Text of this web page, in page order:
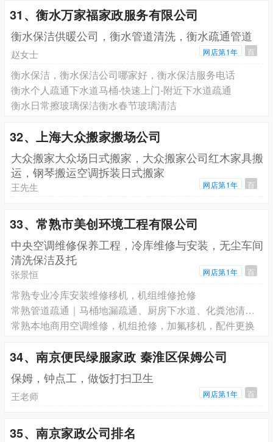
31、衡水万家福家政服务有限公司
衡水保洁供暖公司，衡水管道清洗，衡水疏通管道
赵女士 网店第1年 百
衡水保洁，衡水保洁公司哪家好，衡水保洁服务电话
衡水个人疏通下水道马桶-快速上门-附近下水道疏通
衡水日常擦玻璃保洁衡水春节玻璃清洁
32、上海大众搬家搬场公司
大众搬家大众场日式搬家，大众搬家公司红木家具搬
运，钢琴搬运空调拆装日式搬家
王先生 网店第1年 百
33、常熟市美创环境工程有限公司
中央空调维修保养工程，冷库维修与安装，无尘车间
清洗保洁及托
张景恒 网店第1年 百
常熟专业冷库安装维修移机，机组维修抢修
常熟管道疏通｜马桶地漏疏通、厨房下水道、化粪池清理、高压清洗
常熟本地商用空调维修，机组抢修，加氟移机，配件更换
34、南京便民绿服家政 秦淮区保姆公司
保姆，钟点工，做饭打扫卫生
王老师 网店第1年 百
35、南京家政公司排名